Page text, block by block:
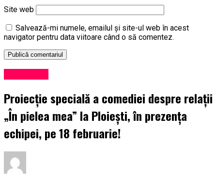
Site web
Salvează-mi numele, emailul și site-ul web în acest
navigator pentru data viitoare când o să comentez.
Proiecție specială a comediei despre relații
„În pielea mea” la Ploiești, în prezența
echipei, pe 18 februarie!